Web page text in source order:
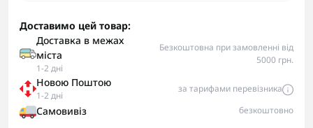
Доставимо цей товар:
Доставка в межах
міста
1-2 дні
Безкоштовна при замовленні від
5000 грн.
Новою Поштою
1-2 дні
за тарифами перевізника
Самовивіз безкоштовно